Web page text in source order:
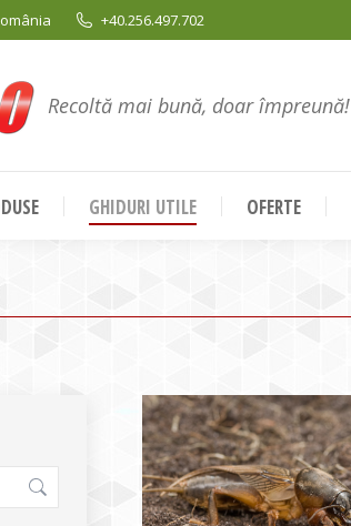
+40.256.497.702
Recoltă mai bună, doar împreună!
GHIDURI UTILE OFERTE